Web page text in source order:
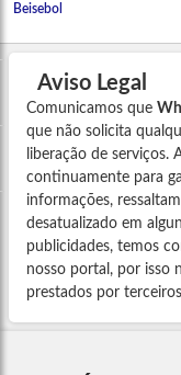
Beisebol
Aviso Legal
Comunicamos que
que não solicita
liberação de serviços.
continuamente para
informações,
desatualizado em
publicidades, temos
nosso portal, por isso
prestados por